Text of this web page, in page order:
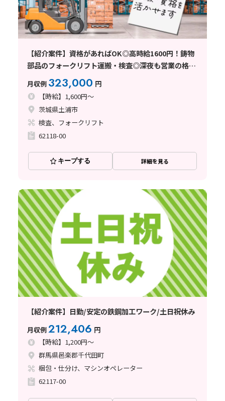
【紹介案件】資格があればOK◎高時給1600円！鋳物
部品のフォークリフト運搬・検査◎深夜も営業の格安
食堂アリ☆土日休み＋長期休暇あり！
月収例 323,000 円
【時給】1,600円～
茨城県土浦市
検査、フォークリフト
62118-00
キープする 詳細を見る
【紹介案件】日勤/安定の鉄鋼加工ワーク/土日祝休み
月収例212,406 円
【時給】1,200円～
群馬県邑楽郡千代田町
梱包・仕分け、マシンオペレーター
62117-00